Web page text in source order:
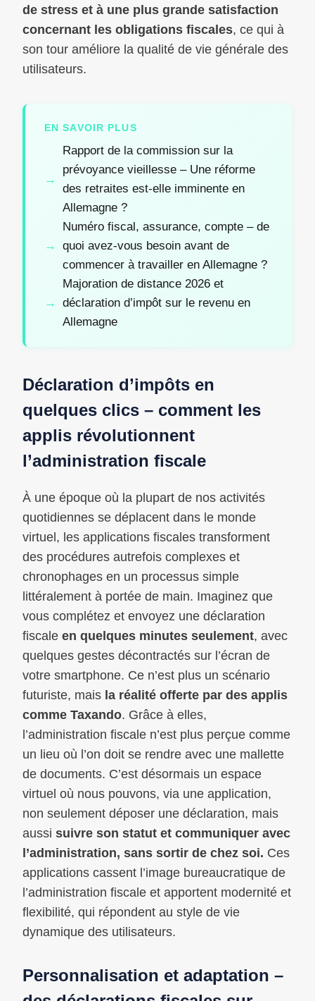
de stress et à une plus grande satisfaction
concernant les obligations fiscales, ce qui à
son tour améliore la qualité de vie générale des
utilisateurs.
EN SAVOIR PLUS
Rapport de la commission sur la
prévoyance vieillesse – Une réforme
des retraites est-elle imminente en
Allemagne ?
Numéro fiscal, assurance, compte – de
quoi avez-vous besoin avant de
commencer à travailler en Allemagne ?
Majoration de distance 2026 et
déclaration d’impôt sur le revenu en
Allemagne
Déclaration d’impôts en
quelques clics – comment les
applis révolutionnent
l’administration fiscale
À une époque où la plupart de nos activités
quotidiennes se déplacent dans le monde
virtuel, les applications fiscales transforment
des procédures autrefois complexes et
chronophages en un processus simple
littéralement à portée de main. Imaginez que
vous complétez et envoyez une déclaration
fiscale en quelques minutes seulement, avec
quelques gestes décontractés sur l’écran de
votre smartphone. Ce n’est plus un scénario
futuriste, mais la réalité offerte par des applis
comme Taxando. Grâce à elles,
l’administration fiscale n’est plus perçue comme
un lieu où l’on doit se rendre avec une mallette
de documents. C’est désormais un espace
virtuel où nous pouvons, via une application,
non seulement déposer une déclaration, mais
aussi suivre son statut et communiquer avec
l’administration, sans sortir de chez soi. Ces
applications cassent l’image bureaucratique de
l’administration fiscale et apportent modernité et
flexibilité, qui répondent au style de vie
dynamique des utilisateurs.
Personnalisation et adaptation –